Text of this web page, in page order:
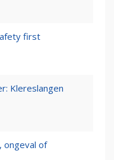
first
Klereslangen
ongeval of